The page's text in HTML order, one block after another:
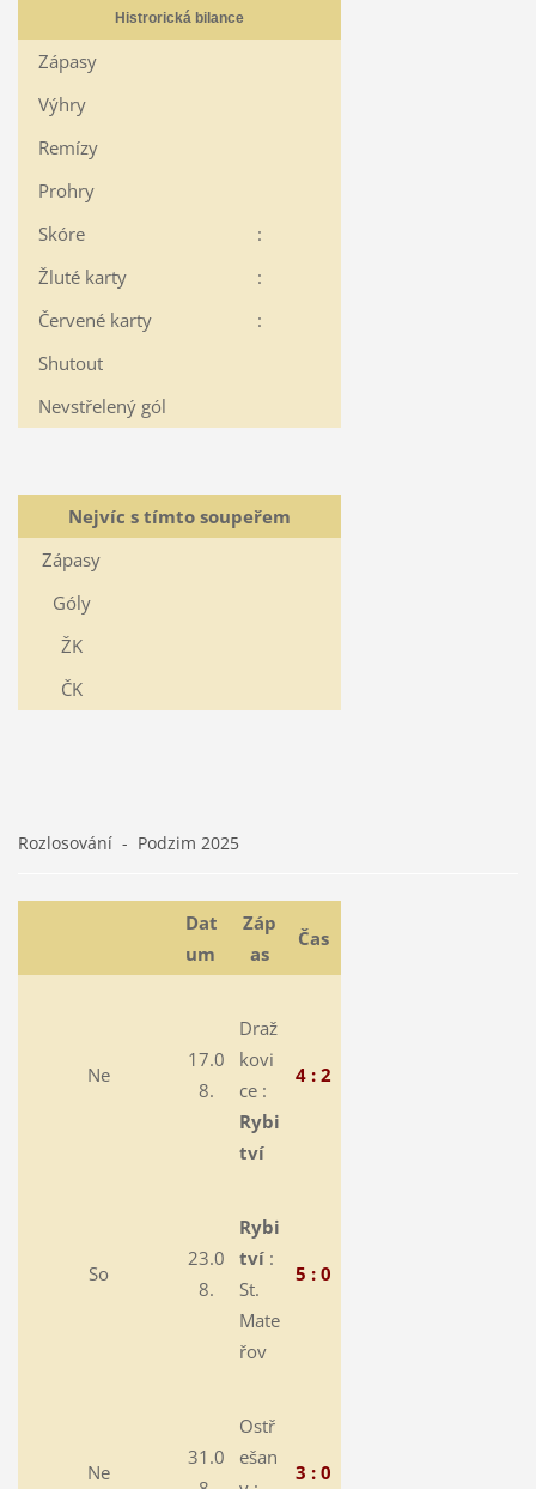
Histrorická bilance
Zápasy
Výhry
Remízy
Prohry
Skóre
:
Žluté karty
:
Červené karty
:
Shutout
Nevstřelený gól
Nejvíc s tímto soupeřem
Zápasy
Góly
ŽK
ČK
Rozlosování - Podzim 2025
Dat
um
Záp
as
Čas
Ne
17.0
8.
Draž
kovi
ce :
Rybi
tví
4 : 2
So
23.0
8.
Rybi
tví:
St.
Mate
řov
5 : 0
Ne
31.0
Ostř
ešan
3 : 0